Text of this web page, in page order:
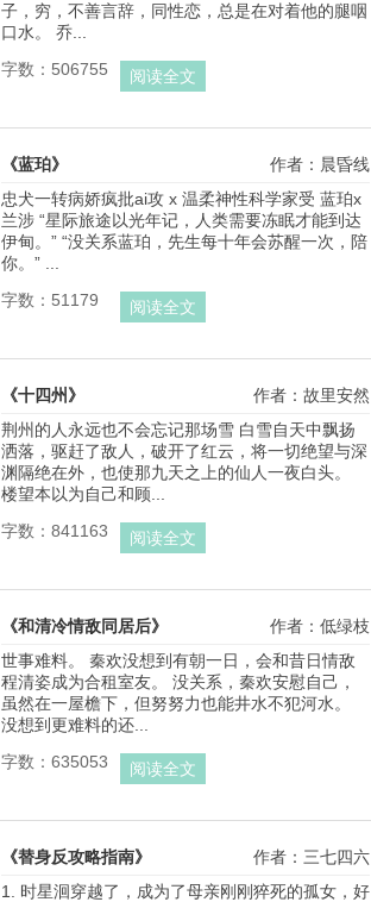
子，穷，不善言辞，同性恋，总是在对着他的腿咽
口水。 乔...
字数：506755
阅读全文
《蓝珀》
作者：晨昏线
忠犬一转病娇疯批ai攻 x 温柔神性科学家受 蓝珀x
兰涉 “星际旅途以光年记，人类需要冻眠才能到达
伊甸。” “没关系蓝珀，先生每十年会苏醒一次，陪
你。” ...
字数：51179
阅读全文
《十四州》
作者：故里安然
荆州的人永远也不会忘记那场雪 白雪自天中飘扬
洒落，驱赶了敌人，破开了红云，将一切绝望与深
渊隔绝在外，也使那九天之上的仙人一夜白头。
楼望本以为自己和顾...
字数：841163
阅读全文
《和清冷情敌同居后》
作者：低绿枝
世事难料。 秦欢没想到有朝一日，会和昔日情敌
程清姿成为合租室友。 没关系，秦欢安慰自己，
虽然在一屋檐下，但努努力也能井水不犯河水。
没想到更难料的还...
字数：635053
阅读全文
《替身反攻略指南》
作者：三七四六
1. 时星洄穿越了，成为了母亲刚刚猝死的孤女，好